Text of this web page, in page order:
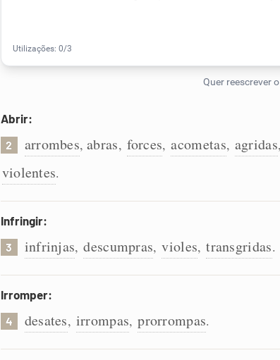
Abrir:
2 arrombes,abras, forces, acometas, agridas,
violentes.
Infringir:
3 infrinjas, descumpras, violes, transgridas.
Irromper:
4 desates, irrompas, prorrompas.